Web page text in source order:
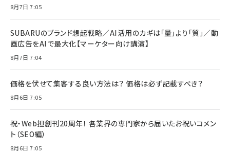
8月7日 7:05
SUBARUのブランド想起戦略／AI活用のカギは「量」より「質」／動
画広告をAIで最大化【マーケター向け講演】
8月7日 7:04
価格を伏せて集客する良い方法は？ 価格は必ず記載すべき？
8月6日 7:05
祝・Web担創刊20周年！ 各業界の専門家から届いたお祝いコメン
ト（SEO編）
8月6日 7:05